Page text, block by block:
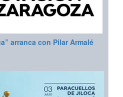
arranca con Pilar Armalé